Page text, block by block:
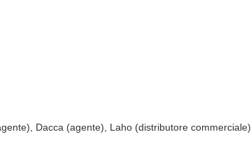
Dacca (agente), Laho (distributore commerciale)